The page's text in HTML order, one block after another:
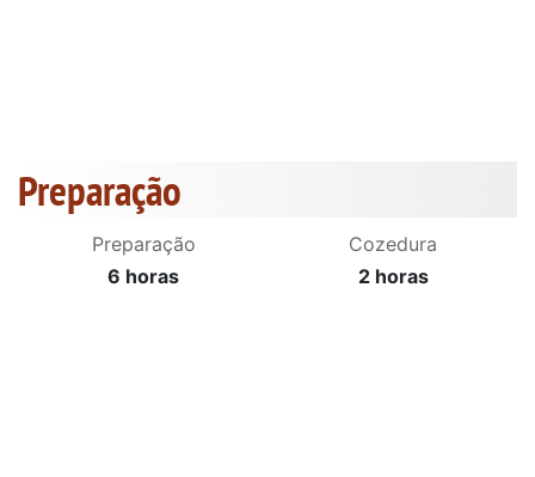
Preparação
Preparação
6 horas
Cozedura
2 horas